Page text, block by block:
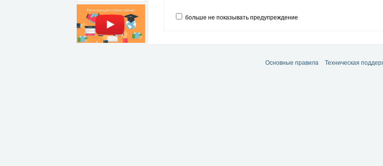
больше не показывать предупреждение
Основные правила Техническая